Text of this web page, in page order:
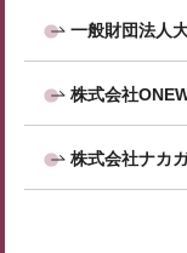
一般財団法人
株式会社
株式会社ナカ